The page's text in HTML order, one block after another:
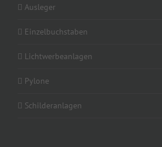
Ausleger
Einzelbuchstaben
Lichtwerbeanlagen
Pylone
Schilderanlagen